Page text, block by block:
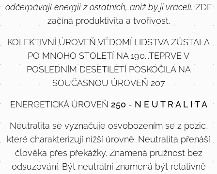
odčerpávají energii z ostatních, aniž by ji vraceli.ZDE
začíná produktivita a tvořivost.
KOLEKTIVNÍ ÚROVEŇ VĚDOMÍ LIDSTVA ZŮSTALA
PO MNOHO STOLETÍ NA 190...TEPRVE V
POSLEDNÍM DESETILETÍ POSKOČILA NA
SOUČASNOU ÚROVEŇ 207
ENERGETICKÁ ÚROVEŇ 250 - N E U T R A L I T A
Neutralita se vyznačuje osvobozením se z pozic,
které charakterizují nižší úrovně. Neutralita přenáší
člověka přes překážky. Znamená pružnost bez
odsuzování. Být neutrální znamená být relativně